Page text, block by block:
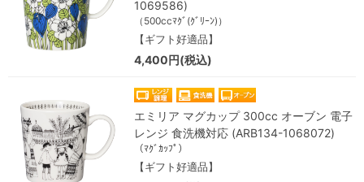
1069586)
（500ccﾏｸﾞ(ｸﾞﾘｰﾝ)）
【ギフト好適品】
4,400円(税込)
エミリア マグカップ 300cc オーブン 電子
レンジ 食洗機対応 (ARB134-1068072)
（ﾏｸﾞｶｯﾌﾟ）
【ギフト好適品】